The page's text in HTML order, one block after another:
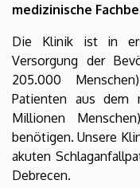
medizinische
Die Klinik ist in
Versorgung der
205.000
Patienten aus dem
Millionen
benötigen. Unsere
akuten
Debrecen.